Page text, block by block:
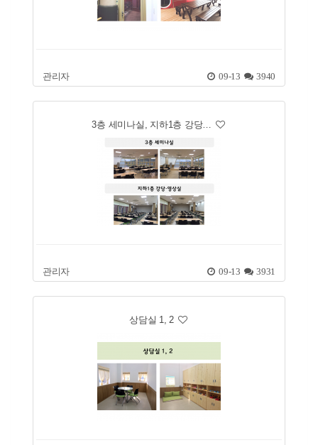
관리자 09-13 3940
3층 세미나실, 지하1층 강당…
관리자 09-13 3931
상담실 1, 2